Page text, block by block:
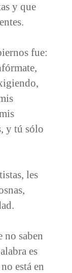
y que
fue:
y tú sólo
les
saben
es
está en